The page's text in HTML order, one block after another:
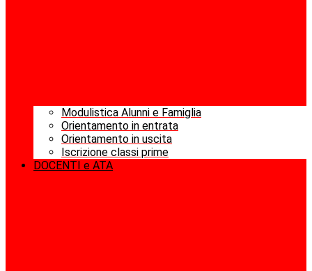
Modulistica Alunni e Famiglia
Orientamento in entrata
Orientamento in uscita
Iscrizione classi prime
DOCENTI e ATA